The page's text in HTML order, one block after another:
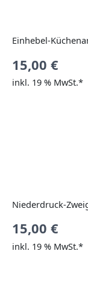
Einhebel-
15,00 €
inkl. 19 % MwSt.*
Niederdruck-
15,00 €
inkl. 19 % MwSt.*